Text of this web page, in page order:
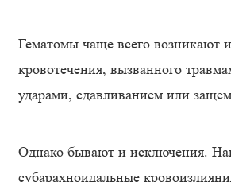
Гематомы чаще всего возникают
кровотечения, вызванного
ударами, сдавливанием или
Однако бывают и исключения.
субарахноидальные